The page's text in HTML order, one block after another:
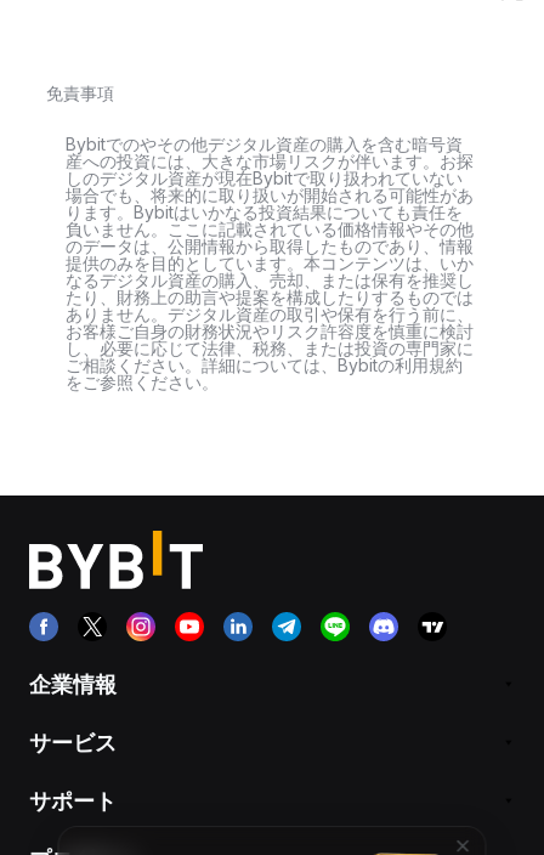
免責事項
Bybitでのやその他デジタル資産の購入を含む暗号資
産への投資には、大きな市場リスクが伴います。お探
しのデジタル資産が現在Bybitで取り扱われていない
場合でも、将来的に取り扱いが開始される可能性があ
ります。Bybitはいかなる投資結果についても責任を
負いません。ここに記載されている価格情報やその他
のデータは、公開情報から取得したものであり、情報
提供のみを目的としています。本コンテンツは、いか
なるデジタル資産の購入、売却、または保有を推奨し
たり、財務上の助言や提案を構成したりするものでは
ありません。デジタル資産の取引や保有を行う前に、
お客様ご自身の財務状況やリスク許容度を慎重に検討
し、必要に応じて法律、税務、または投資の専門家に
ご相談ください。詳細については、Bybitの利用規約
をご参照ください。
企業情報
サービス
サポート